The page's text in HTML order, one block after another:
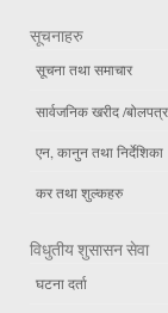
सूचनाहरु
सूचना तथा समाचार
सार्वजनिक खरीद /
एन, कानुन तथा निर्देशिका
कर तथा शुल्कहरु
विधुतीय शुसासन सेवा
घटना दर्ता